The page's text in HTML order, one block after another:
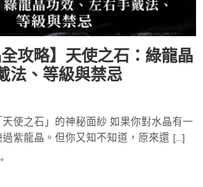
全攻略】天使之石：綠龍晶
法、等級與禁忌
使之石」的神秘面紗 如果你對水晶有一
紫龍晶。但你又知不知道，原來還 […]